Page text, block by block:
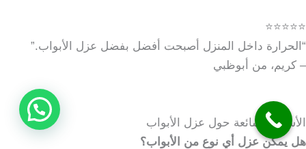
⭐⭐⭐⭐⭐
“الحرارة داخل المنزل أصبحت أفضل بفضل عزل الأبواب.”
– كريم، من أبوظبي
الأسئلة الشائعة حول عزل الأبواب
هل يمكن عزل أي نوع من الأبواب؟